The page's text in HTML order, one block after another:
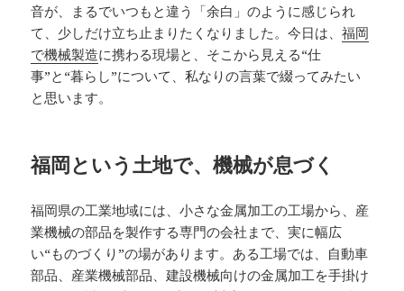
音が、まるでいつもと違う「余白」のように感じられ
て、少しだけ立ち止まりたくなりました。今日は、福岡
で機械製造に携わる現場と、そこから見える“仕
事”と“暮らし”について、私なりの言葉で綴ってみたい
と思います。
福岡という土地で、機械が息づく
福岡県の工業地域には、小さな金属加工の工場から、産
業機械の部品を製作する専門の会社まで、実に幅広
い“ものづくり”の場があります。ある工場では、自動車
部品、産業機械部品、建設機械向けの金属加工を手掛け